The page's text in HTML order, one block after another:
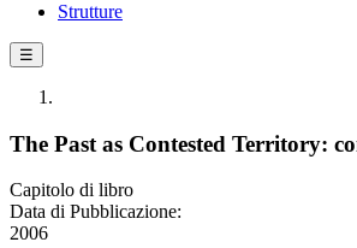
Strutture
☰
The Past as Contested Territory:
Capitolo di libro
Data di Pubblicazione:
2006